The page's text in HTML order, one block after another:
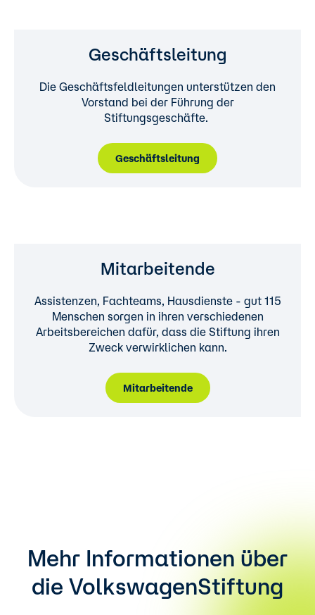
Geschäftsleitung
Die Geschäftsfeldleitungen unterstützen den
Vorstand bei der Führung der
Stiftungsgeschäfte.
Geschäftsleitung
Mitarbeitende
Assistenzen, Fachteams, Hausdienste - gut 115
Menschen sorgen in ihren verschiedenen
Arbeitsbereichen dafür, dass die Stiftung ihren
Zweck verwirklichen kann.
Mitarbeitende
Mehr Informationen über
die VolkswagenStiftung